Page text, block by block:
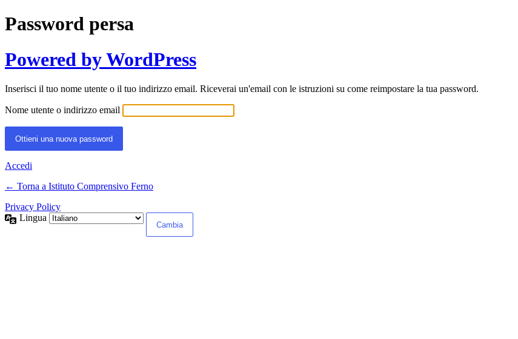
Password persa
Powered by WordPress
Inserisci il tuo nome utente o il tuo indirizzo email. Riceverai un'email con le istruzioni su come reimpostare la tua password.
Nome utente o indirizzo email
Accedi
← Torna a Istituto Comprensivo Ferno
Privacy Policy
Lingua